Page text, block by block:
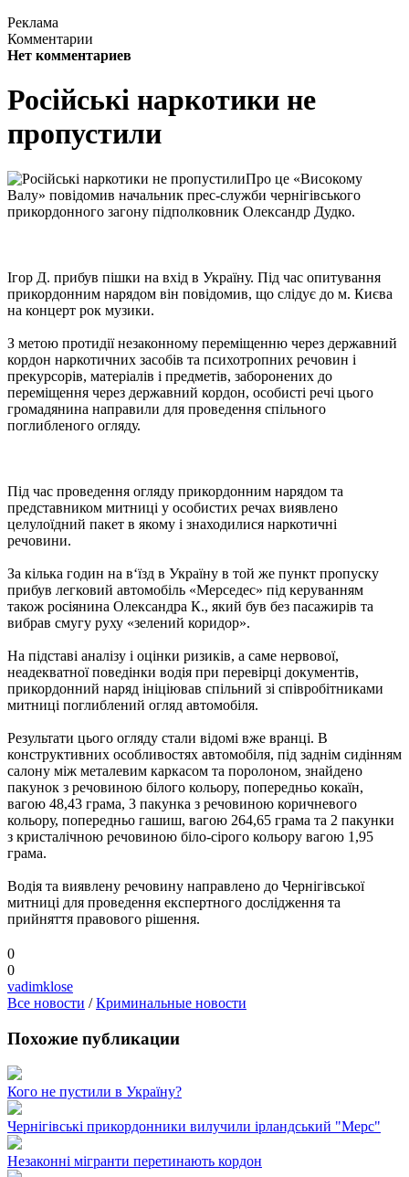
Реклама
Комментарии
Нет комментариев
Російські наркотики не
пропустили
Про це «Високому
Валу» повідомив начальник прес-служби чернігівського
прикордонного загону підполковник Олександр Дудко.
Ігор Д. прибув пішки на вхід в Україну. Під час опитування
прикордонним нарядом він повідомив, що слідує до м. Києва
на концерт рок музики.
З метою протидії незаконному переміщенню через державний
кордон наркотичних засобів та психотропних речовин і
прекурсорів, матеріалів і предметів, заборонених до
переміщення через державний кордон, особисті речі цього
громадянина направили для проведення спільного
поглибленого огляду.
Під час проведення огляду прикордонним нарядом та
представником митниці у особистих речах виявлено
целулоїдний пакет в якому і знаходилися наркотичні
речовини.
За кілька годин на в‘їзд в Україну в той же пункт пропуску
прибув легковий автомобіль «Мерседес» під керуванням
також росіянина Олександра К., який був без пасажирів та
вибрав смугу руху «зелений коридор».
На підставі аналізу і оцінки ризиків, а саме нервової,
неадекватної поведінки водія при перевірці документів,
прикордонний наряд ініціював спільний зі співробітниками
митниці поглиблений огляд автомобіля.
Результати цього огляду стали відомі вже вранці. В
конструктивних особливостях автомобіля, під заднім сидінням
салону між металевим каркасом та поролоном, знайдено
пакунок з речовиною білого кольору, попередньо кокаїн,
вагою 48,43 грама, 3 пакунка з речовиною коричневого
кольору, попередньо гашиш, вагою 264,65 грама та 2 пакунки
з кристалічною речовиною біло-сірого кольору вагою 1,95
грама.
Водія та виявлену речовину направлено до Чернігівської
митниці для проведення експертного дослідження та
прийняття правового рішення.
0
0
vadimklose
Все новости /Криминальные новости
Похожие публикации
Кого не пустили в Україну?
Чернігівські прикордонники вилучили ірландський "Мерс"
Незаконні мігранти перетинають кордон